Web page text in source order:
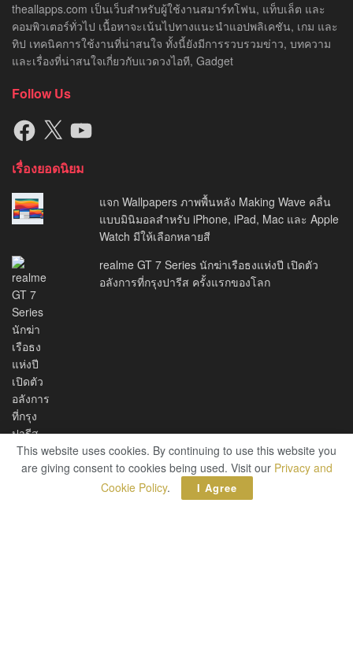
theallapps.com เป็นเว็บสำหรับผู้ใช้งานสมาร์ทโฟน, แท็บเล็ต และ
คอมพิวเตอร์ทั่วไป เนื้อหาจะเน้นไปทางแนะนำแอปพลิเคชัน, เกม และ
ทิป เทคนิคการใช้งานที่น่าสนใจ ทั้งนี้ยังมีการรวบรวมข่าว, บทความ
และเรื่องที่น่าสนใจเกี่ยวกับแวดวงไอที, Gadget
Follow Us
Facebook
X YouTube
เรื่องยอดนิยม
แจก Wallpapers ภาพพื้นหลัง Making Wave คลื่น
แบบมินิมอลสำหรับ iPhone, iPad, Mac และ Apple
Watch มีให้เลือกหลายสี
realme GT 7 Series นักฆ่าเรือธงแห่งปี เปิดตัว
อลังการที่กรุงปารีส ครั้งแรกของโลก
This website uses cookies. By continuing to use this website you
are giving consent to cookies being used. Visit our Privacy and
Cookie Policy. I Agree